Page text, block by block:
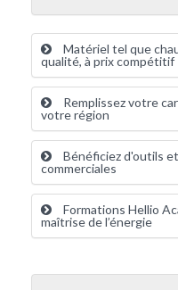
Matériel tel que
qualité, à prix compétitif
Remplissez votre
votre région
Bénéficiez d'outils
commerciales
Formations Hellio
maîtrise de l’énergie